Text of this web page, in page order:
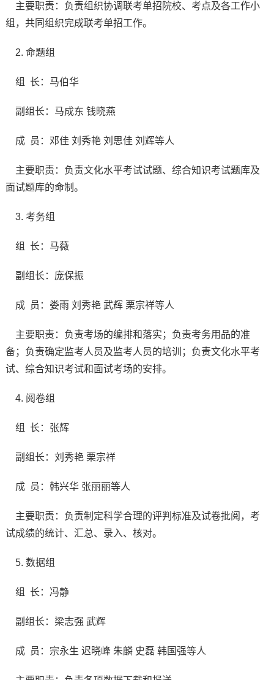
主要职责：负责组织协调联考单招院校、考点及各工作小
组，共同组织完成联考单招工作。
2. 命题组
组 长：马伯华
副组长：马成东 钱晓燕
成 员：邓佳 刘秀艳 刘思佳 刘辉等人
主要职责：负责文化水平考试试题、综合知识考试题库及
面试题库的命制。
3. 考务组
组 长：马薇
副组长：庞保振
成 员：娄雨 刘秀艳 武辉 栗宗祥等人
主要职责：负责考场的编排和落实；负责考务用品的准
备；负责确定监考人员及监考人员的培训；负责文化水平考
试、综合知识考试和面试考场的安排。
4. 阅卷组
组 长：张辉
副组长：刘秀艳 栗宗祥
成 员：韩兴华 张丽丽等人
主要职责：负责制定科学合理的评判标准及试卷批阅，考
试成绩的统计、汇总、录入、核对。
5. 数据组
组 长：冯静
副组长：梁志强 武辉
成 员：宗永生 迟晓峰 朱麟 史磊 韩国强等人